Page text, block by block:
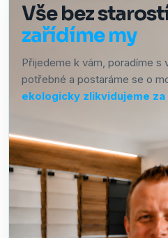
Vše bez
zařídíme my
Přijedeme k vám, poradíme s
potřebné a postaráme se o
ekologicky zlikvidujeme za